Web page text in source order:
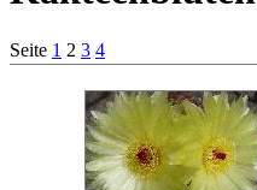
Seite 1 2 3 4